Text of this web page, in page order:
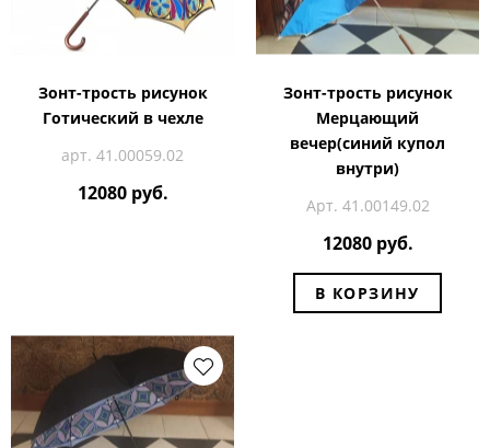
Зонт-трость рисунок
Готический в чехле
арт. 41.00059.02
12080 руб.
Зонт-трость рисунок
Мерцающий
вечер(синий купол
внутри)
Арт. 41.00149.02
12080 руб.
В КОРЗИНУ